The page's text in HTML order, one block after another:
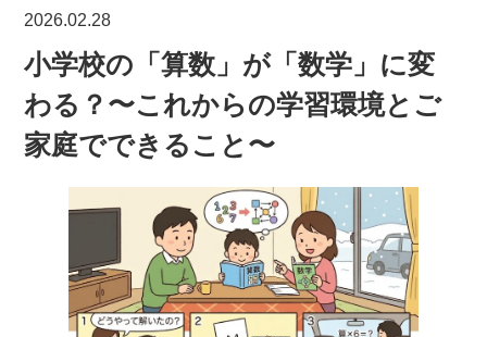
2026.02.28
小学校の「算数」が「数学」に変
わる？〜これからの学習環境とご
家庭でできること〜